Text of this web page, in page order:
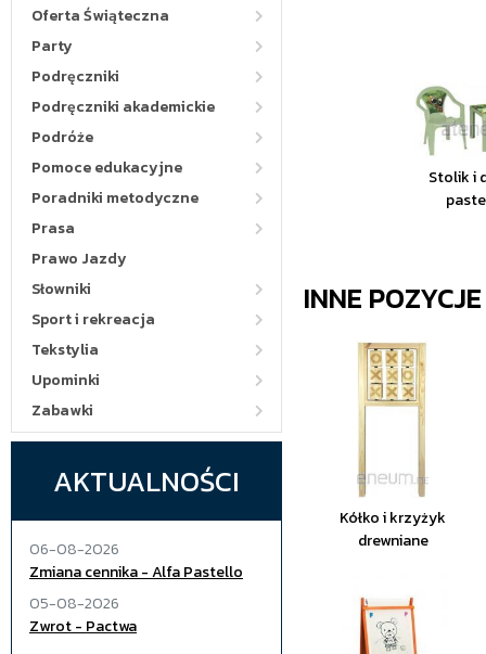
Oferta Świąteczna
Party
Podręczniki
Podręczniki akademickie
Podróże
Pomoce edukacyjne
Poradniki metodyczne
Prasa
Prawo Jazdy
Słowniki
Sport i rekreacja
Tekstylia
Upominki
Zabawki
AKTUALNOŚCI
06-08-2026
Zmiana cennika - Alfa Pastello
05-08-2026
Zwrot - Pactwa
Stolik i
INNE
Kółko i krzyżyk
drewniane